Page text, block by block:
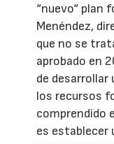
“nuevo“ plan
Menéndez,
que no se
aprobado en
de desarrollar
los recursos
comprendido
es establecer